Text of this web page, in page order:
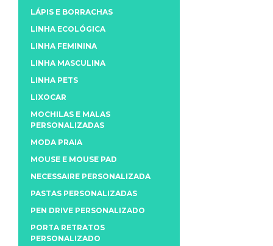
LÁPIS E BORRACHAS
LINHA ECOLÓGICA
LINHA FEMININA
LINHA MASCULINA
LINHA PETS
LIXOCAR
MOCHILAS E MALAS
PERSONALIZADAS
MODA PRAIA
MOUSE E MOUSE PAD
NECESSAIRE PERSONALIZADA
PASTAS PERSONALIZADAS
PEN DRIVE PERSONALIZADO
PORTA RETRATOS
PERSONALIZADO